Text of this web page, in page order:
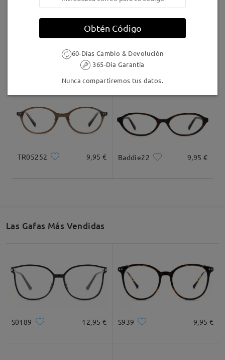
21,95 € TM13880
TR05252 9,95 € Baddie22 9,95 €
Las Gafas Más Vendidas
S0189 12,95 € S939 9,95 €
Obtén Código
60-Días Cambio & Devolución
365-Día Garantía
Nunca compartiremos tus datos.